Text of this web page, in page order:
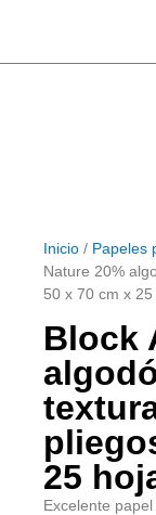
Inicio / Papeles
Nature 20%
50 x 70 cm x
Block
25
Excelente